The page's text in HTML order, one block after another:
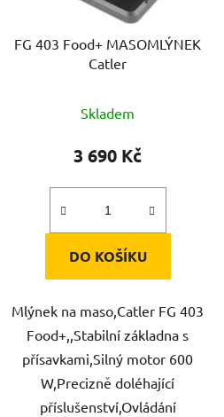
FG 403 Food+ MASOMLÝNEK
Catler
Skladem
3 690 Kč
DO KOŠÍKU
Mlýnek na maso,Catler FG 403
Food+,,Stabilní základna s
přísavkami,Silný motor 600
W,Precizně doléhající
příslušenství,Ovládání